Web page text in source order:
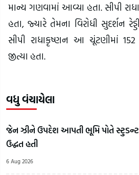
માન્ય ગણવામાં આવ્યા હતા. સીપી
હતા, જ્યારે તેમના વિરોધી સુદર્શન
સીપી રાધાકૃષ્ણન આ ચૂંટણીમાં 152
જીત્યા હતા.
વધુ વંચાયેલા
જેન ઝીને ઉપદેશ આપતી ભૂમિ પોતે સ્ટુડન્ટ તરીકે
ઉદ્ધત હતી
6 Aug 2026